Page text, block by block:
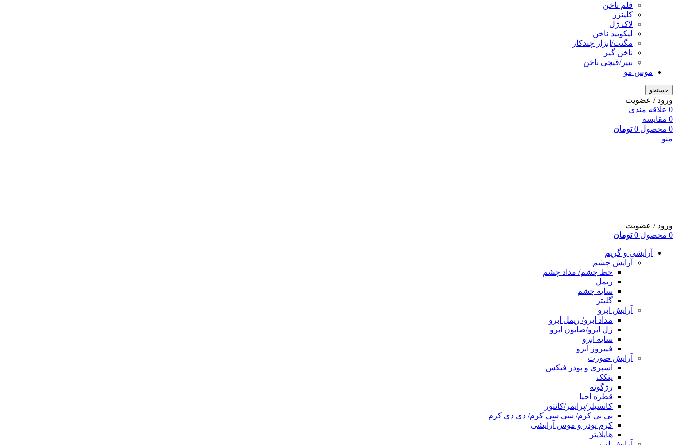
قلم ناخن
کلینزر
لاک ژل
لیکوييد ناخن
مگنت/ابزار چندکار
ناخن گیر
نیپر/قیچی ناخن
موس مو
جستجو
ورود / عضویت
0 علاقه مندی
0 مقایسه
0 محصول 0 تومان
منو
ورود / عضویت
0 محصول 0 تومان
آرایشی و گریم
آرایش چشم
خط چشم/ مداد چشم
ریمل
سایه چشم
گلیتر
آرایش ابرو
مداد ابرو/ ریمل ابرو
ژل ابرو/صابون ابرو
سایه ابرو
فیبروز ابرو
آرایش صورت
اسپری و پودر فیکس
پنکک
رژگونه
قطره احیا
کانسیلر/پرایمر/کانتور
بی بی کرم/ سی سی کرم/ دی دی کرم
کرم پودر و موس آرایشی
هایلایتر